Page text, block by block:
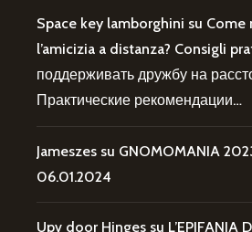
Space key lamborghini su Come
l’amicizia a distanza? Consigli
поддерживать дружбу на
Практические рекомендации…
Jameszes su GNOMOMANIA
06.01.2024
Upv door Hinges su L’EPIFANIA